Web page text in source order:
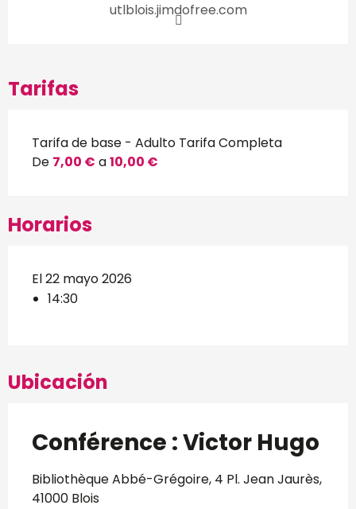
utlblois.jimdofree.com
Tarifas
Tarifa de base - Adulto Tarifa Completa
De 7,00 € a10,00 €
Horarios
El 22 mayo 2026
14:30
Ubicación
Conférence : Victor Hugo
Bibliothèque Abbé-Grégoire, 4 Pl. Jean Jaurès,
41000 Blois